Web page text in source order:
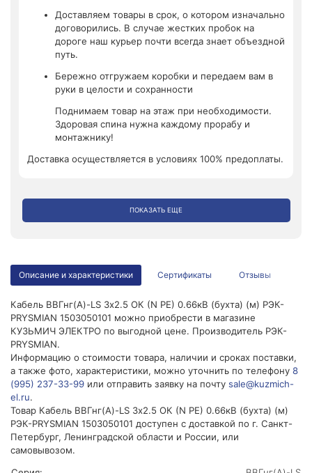
Доставляем товары в срок, о котором изначально
договорились. В случае жестких пробок на
дороге наш курьер почти всегда знает объездной
путь.
Бережно отгружаем коробки и передаем вам в
руки в целости и сохранности
Поднимаем товар на этаж при необходимости.
Здоровая спина нужна каждому прорабу и
монтажнику!
Доставка осуществляется в условиях 100% предоплаты.
ПОКАЗАТЬ ЕЩЕ
Описание и характеристики Сертификаты Отзывы
Кабель ВВГнг(А)-LS 3х2.5 ОК (N PE) 0.66кВ (бухта) (м) РЭК-
PRYSMIAN 1503050101 можно приобрести в магазине
КУЗЬМИЧ ЭЛЕКТРО по выгодной цене. Производитель РЭК-
PRYSMIAN.
Информацию о стоимости товара, наличии и сроках поставки,
а также фото, характеристики, можно уточнить по телефону 8
(995) 237-33-99 или отправить заявку на почту sale@kuzmich-
el.ru.
Товар Кабель ВВГнг(А)-LS 3х2.5 ОК (N PE) 0.66кВ (бухта) (м)
РЭК-PRYSMIAN 1503050101 доступен с доставкой по г. Санкт-
Петербург, Ленинградской области и России, или
самовывозом.